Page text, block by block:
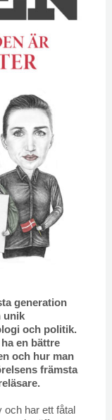
generation
unik
och politik.
en bättre
och hur man
främsta
och har ett fåtal